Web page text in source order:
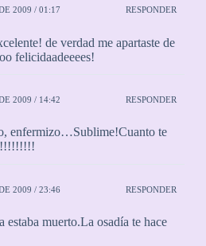
2009 / 01:17 RESPONDER
de verdad me apartaste de
felicidaadeeees!
2009 / 14:42 RESPONDER
enfermizo…Sublime!Cuanto te
2009 / 23:46 RESPONDER
muerto.La osadía te hace